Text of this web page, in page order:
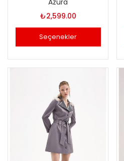
Azura
₺2,599.00
Seçenekler
ürünün
birden
fazla
varyasyonu
var.
Seçenekler
ürün
sayfasından